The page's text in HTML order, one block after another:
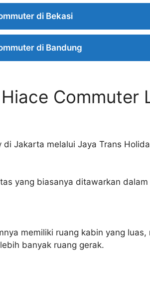
di Bekasi
di Bandung
di Jakarta melalui Jaya Trans
yang biasanya ditawarkan dalam
memiliki ruang kabin yang
banyak ruang gerak.